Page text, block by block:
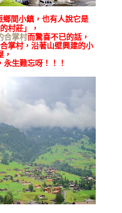
鄉間小鎮，也有人說它是
村莊」，
合掌村而驚喜不已的話，
掌村，沿著山壁興建的小
，
生難忘呀！！！